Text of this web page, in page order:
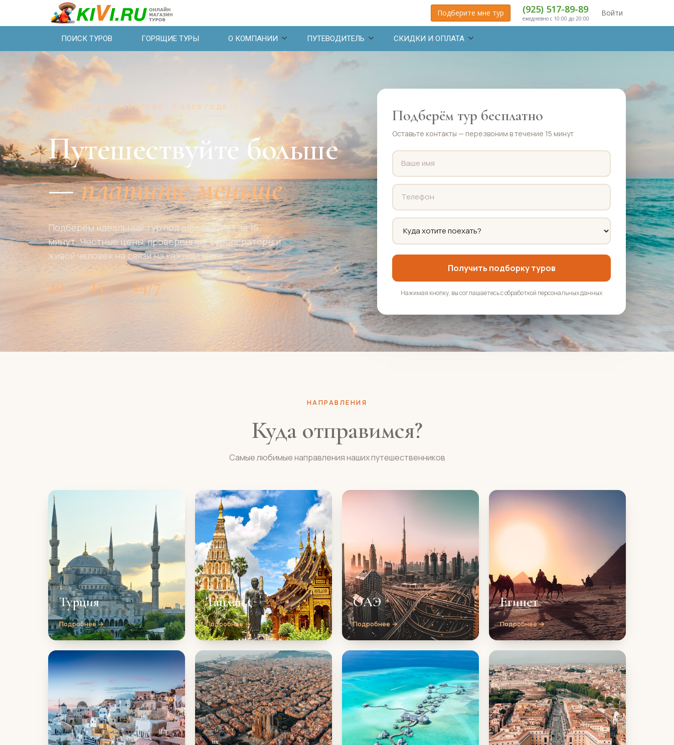
Подберите мне тур (925) 517-89-89
ежедневно с 10:00 до 20:00
Войти
ПОИСК ТУРОВ ГОРЯЩИЕ ТУРЫ О КОМПАНИИ ПУТЕВОДИТЕЛЬ СКИДКИ И ОПЛАТА
ОНЛАЙН-ТУРАГЕНТСТВО · С 2009 ГОДА
Путешествуйте больше
—платите меньше
Подберём идеальный тур под ваш бюджет за 15
минут. Честные цены, проверенные туроператоры и
живой человек на связи на каждом шаге.
40+
направлений
15
лет на рынке
24/7
поддержка
Подберём тур бесплатно
Оставьте контакты — перезвоним в течение 15 минут
Получить подборку туров
Нажимая кнопку, вы соглашаетесь с обработкой персональных данных
НАПРАВЛЕНИЯ
Куда отправимся?
Самые любимые направления наших путешественников
Турция
Подробнее →
Таиланд
Подробнее →
ОАЭ
Подробнее →
Египет
Подробнее →